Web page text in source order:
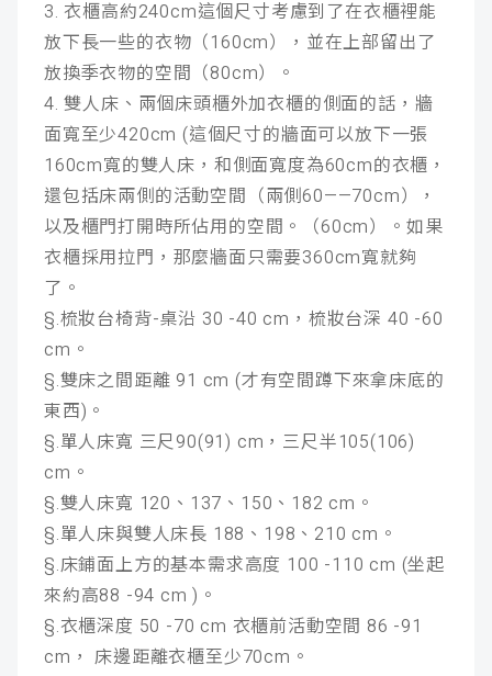
3. 衣櫃高約240cm這個尺寸考慮到了在衣櫃裡能
放下長一些的衣物（160cm），並在上部留出了
放換季衣物的空間（80cm）。
4. 雙人床、兩個床頭櫃外加衣櫃的側面的話，牆
面寬至少420cm (這個尺寸的牆面可以放下一張
160cm寬的雙人床，和側面寬度為60cm的衣櫃，
還包括床兩側的活動空間（兩側60——70cm），
以及櫃門打開時所佔用的空間。（60cm）。如果
衣櫃採用拉門，那麼牆面只需要360cm寬就夠
了。
§.梳妝台椅背-桌沿 30 -40 cm，梳妝台深 40 -60
cm。
§.雙床之間距離 91 cm (才有空間蹲下來拿床底的
東西)。
§.單人床寬 三尺90(91) cm，三尺半105(106)
cm。
§.雙人床寬 120、137、150、182 cm。
§.單人床與雙人床長 188、198、210 cm。
§.床鋪面上方的基本需求高度 100 -110 cm (坐起
來約高88 -94 cm )。
§.衣櫃深度 50 -70 cm 衣櫃前活動空間 86 -91
cm， 床邊距離衣櫃至少70cm。